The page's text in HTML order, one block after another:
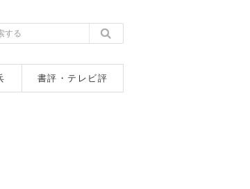
書評・テレビ評